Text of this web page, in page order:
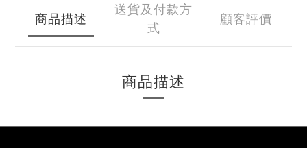
商品描述
送貨及付款方
式
顧客評價
商品描述